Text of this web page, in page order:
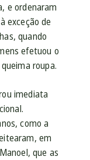
e ordenaram
exceção de
quando
efetuou o
roupa.
imediata
como a
em
que as